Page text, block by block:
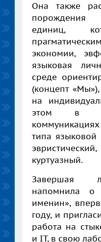
Она также
единиц,
экономии,
языковая
среде
(концепт
на
этом в
типа языковой
куртуазный.
Завершая
напомнила о
именин»,
году, и
работа на
и IT, в свою